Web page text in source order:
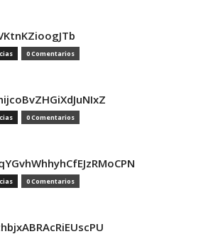
0 Comentarios
0 Comentarios
0 Comentarios